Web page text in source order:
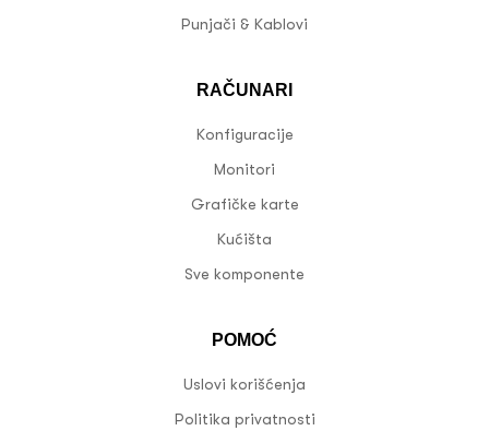
Punjači & Kablovi
RAČUNARI
Konfiguracije
Monitori
Grafičke karte
Kućišta
Sve komponente
POMOĆ
Uslovi korišćenja
Politika privatnosti